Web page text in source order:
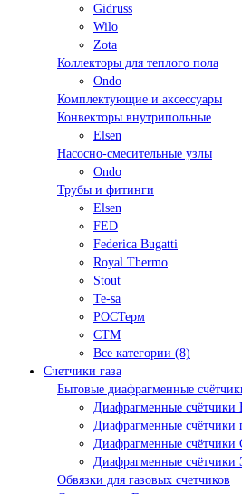
Gidruss
Wilo
Zota
Коллекторы для теплого пола
Ondo
Комплектующие и аксессуары
Конвекторы внутрипольные
Elsen
Насосно-смесительные узлы
Ondo
Трубы и фитинги
Elsen
FED
Federica Bugatti
Royal Thermo
Stout
Te-sa
РОСТерм
СТМ
Все категории (8)
Счетчики газа
Бытовые диафрагменные
Диафрагменные
Диафрагменные счётчики
Диафрагменные счётчики
Диафрагменные
Обвязки для газовых счетчиков